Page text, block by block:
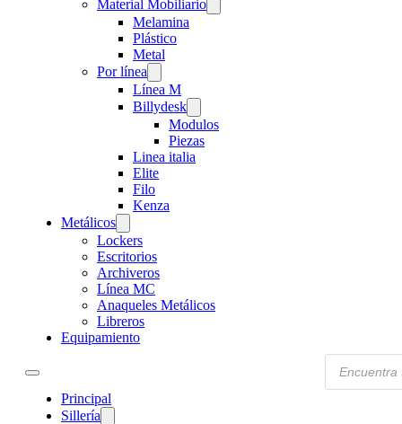
Material Mobiliario
Melamina
Plástico
Metal
Por línea
Línea M
Billydesk
Modulos
Piezas
Linea italia
Elite
Filo
Kenza
Metálicos
Lockers
Escritorios
Archiveros
Línea MC
Anaqueles Metálicos
Libreros
Equipamiento
Principal
Sillería
Products
search